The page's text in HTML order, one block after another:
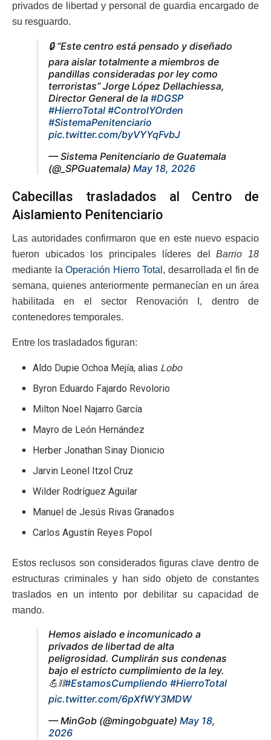
privados de libertad y personal de guardia encargado de
su resguardo.
🔒 “Este centro está pensado y diseñado
para aislar totalmente a miembros de
pandillas consideradas por ley como
terroristas” Jorge López Dellachiessa,
Director General de la #DGSP
#HierroTotal #ControlYOrden
#SistemaPenitenciario
pic.twitter.com/byVYYqFvbJ
— Sistema Penitenciario de Guatemala
(@_SPGuatemala) May 18, 2026
Cabecillas trasladados al Centro de
Aislamiento Penitenciario
Las autoridades confirmaron que en este nuevo espacio
fueron ubicados los principales líderes delBarrio 18
mediante la Operación Hierro Total , desarrollada el fin de
semana, quienes anteriormente permanecían en un área
habilitada en el sector Renovación I, dentro de
contenedores temporales.
Entre los trasladados figuran:
Aldo Dupie Ochoa Mejía, alias Lobo
Byron Eduardo Fajardo Revolorio
Milton Noel Najarro García
Mayro de León Hernández
Herber Jonathan Sinay Dionicio
Jarvin Leonel Itzol Cruz
Wilder Rodríguez Aguilar
Manuel de Jesús Rivas Granados
Carlos Agustín Reyes Popol
Estos reclusos son considerados figuras clave dentro de
estructuras criminales y han sido objeto de constantes
traslados en un intento por debilitar su capacidad de
mando.
Hemos aislado e incomunicado a
privados de libertad de alta
peligrosidad. Cumplirán sus condenas
bajo el estricto cumplimiento de la ley.
💪⛓️#EstamosCumpliendo #HierroTotal
pic.twitter.com/6pXfWY3MDW
— MinGob (@mingobguate) May 18,
2026